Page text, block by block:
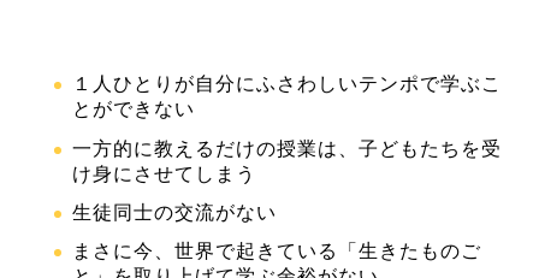
１人ひとりが自分にふさわしいテンポで学ぶこ
とができない
一方的に教えるだけの授業は、子どもたちを受
け身にさせてしまう
生徒同士の交流がない
まさに今、世界で起きている「生きたものご